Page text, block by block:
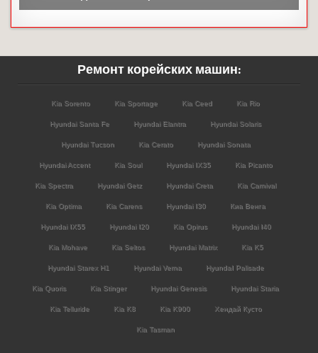
Ремонт корейских машин:
Kia Sorento Kia Sportage Kia Ceed Kia Rio
Hyundai Santa Fe Hyundai Elantra Hyundai Solaris
Hyundai Tucson Kia Cerato Hyundai Sonata
Hyundai Accent Kia Soul Hyundai IX35 Kia Picanto
Kia Spectra Hyundai Getz Hyundai Creta Kia Carnival
Kia Optima Kia Carens Hyundai I30 Киа Венга
Hyundai IX55 Hyundai I20 Kia Opirus Hyundai I40
Kia Mohave Kia Seltos Hyundai Matrix Kia K5
Hyundai Starex H1 Hyundai Verna HyundaI Palisade
Kia Quoris Kia Stinger Hyundai Genesis Hyundai Staria
Kia Telluride Kia K8 Kia K900 Хендай Кусто
Kia Tasman